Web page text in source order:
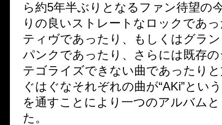
ら約5年半ぶりとなるファン待望の
りの良いストレートなロックであ
ティヴであったり、もしくはグラ
パンクであったり、さらには既存
テゴライズできない曲であったりと
ぐはぐなそれぞれの曲が“AKi”とい
を通すことにより一つのアルバム
た。